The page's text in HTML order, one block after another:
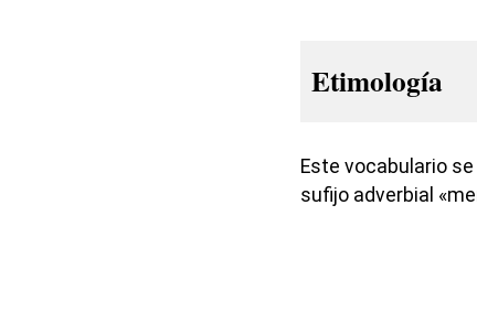
Etimología
Este vocabulario
sufijo adverbial